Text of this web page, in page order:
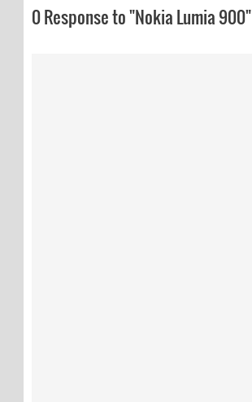
0 Response to "Nokia Lumia 900"